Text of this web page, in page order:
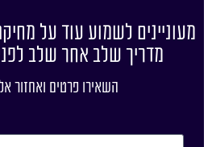
מעוניינים לשמוע עוד על
מדריך שלב אחר שלב
השאירו פרטים ואחזור